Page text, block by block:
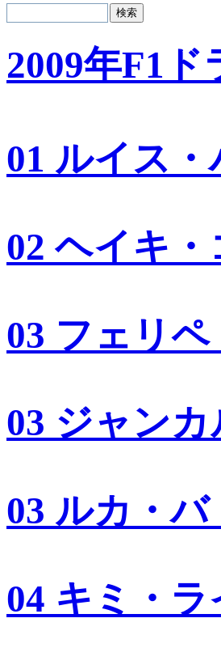
2009年F1ド
01 ルイス
02 ヘイキ
03 フェリ
03 ジャン
03 ルカ・
04 キミ・